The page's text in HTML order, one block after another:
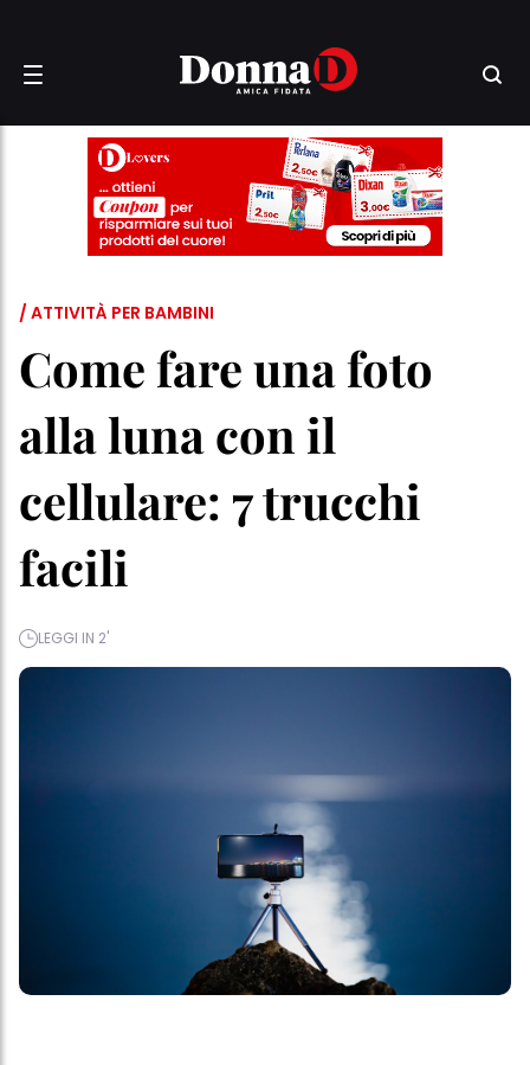
/ ATTIVITÀ PER BAMBINI
Come fare una foto
alla luna con il
cellulare: 7 trucchi
facili
LEGGI IN 2'